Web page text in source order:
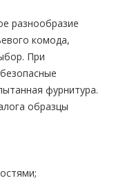
разнообразие
комода,
При
фурнитура.
образцы